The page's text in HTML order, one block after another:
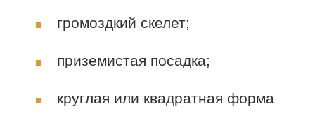
громоздкий скелет;
приземистая посадка;
круглая или квадратная форма